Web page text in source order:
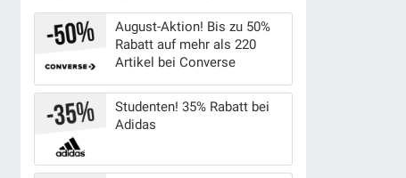
August-Aktion! Bis zu 50%
Rabatt auf mehr als 220
Artikel bei Converse
Studenten! 35% Rabatt bei
Adidas